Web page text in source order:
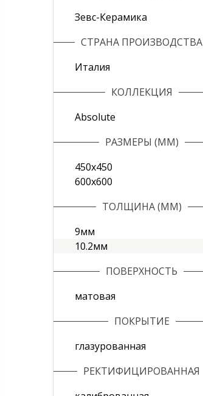
Зевс-Керамика
СТРАНА ПРОИЗВОДСТВА
Италия
КОЛЛЕКЦИЯ
Absolute
РАЗМЕРЫ (ММ)
450х450
600х600
ТОЛЩИНА (ММ)
9мм
10.2мм
ПОВЕРХНОСТЬ
матовая
ПОКРЫТИЕ
глазурованная
РЕКТИФИЦИРОВАННАЯ